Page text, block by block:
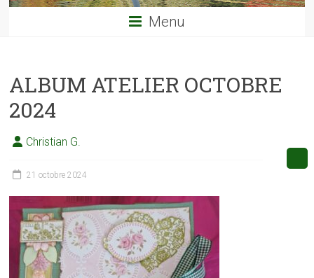
Menu
ALBUM ATELIER OCTOBRE
2024
Christian G.
21 octobre 2024